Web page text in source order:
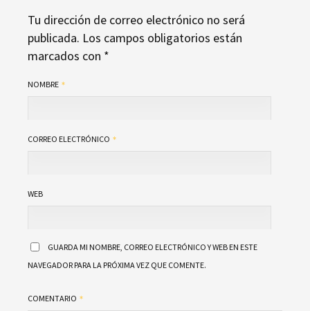
Tu dirección de correo electrónico no será
publicada. Los campos obligatorios están
marcados con *
NOMBRE
CORREO ELECTRÓNICO
WEB
GUARDA MI NOMBRE, CORREO ELECTRÓNICO Y WEB EN ESTE
NAVEGADOR PARA LA PRÓXIMA VEZ QUE COMENTE.
COMENTARIO